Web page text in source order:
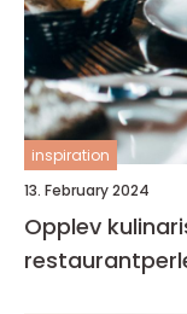
inspiration
13. February 2024
Opplev